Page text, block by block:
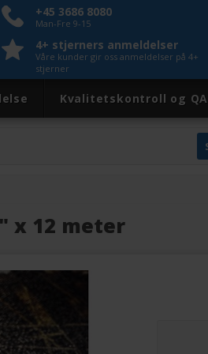
+45 3686 8080
Man-Fre 9-15
4+ stjerners anmeldelser
Våre kunder gir oss anmeldelser på 4+
stjerner
Kvalitetskontroll og QA
x 12 meter